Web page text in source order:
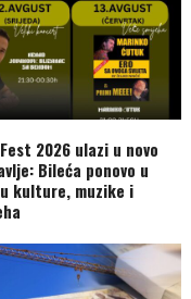
2026 ulazi u novo
Bileća ponovo u
kulture, muzike i